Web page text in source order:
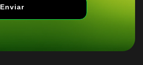
Enviar